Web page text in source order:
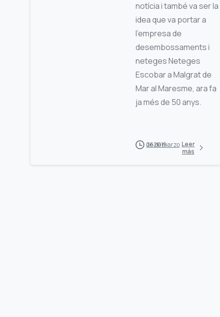
notícia i també va ser la
idea que va portar a
l'empresa de
desembossaments i
neteges Neteges
Escobar a Malgrat de
Mar al Maresme, ara fa
ja més de 50 anys.
26 de marzo de 2015
Leer
más